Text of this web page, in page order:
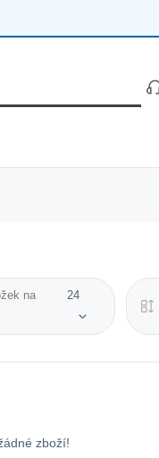
na
24
zboží!